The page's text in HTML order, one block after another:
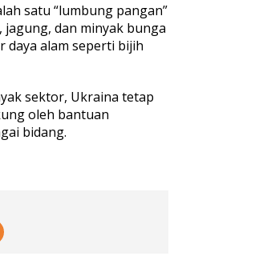
satu “lumbung pangan”
dan minyak bunga
daya alam seperti bijih
sektor, Ukraina tetap
oleh bantuan
bidang.